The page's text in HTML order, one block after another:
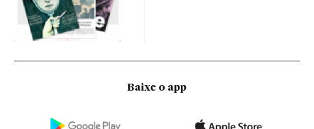
Baixe o app